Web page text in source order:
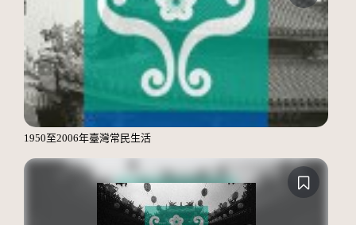
1950至2006年臺灣常民生活